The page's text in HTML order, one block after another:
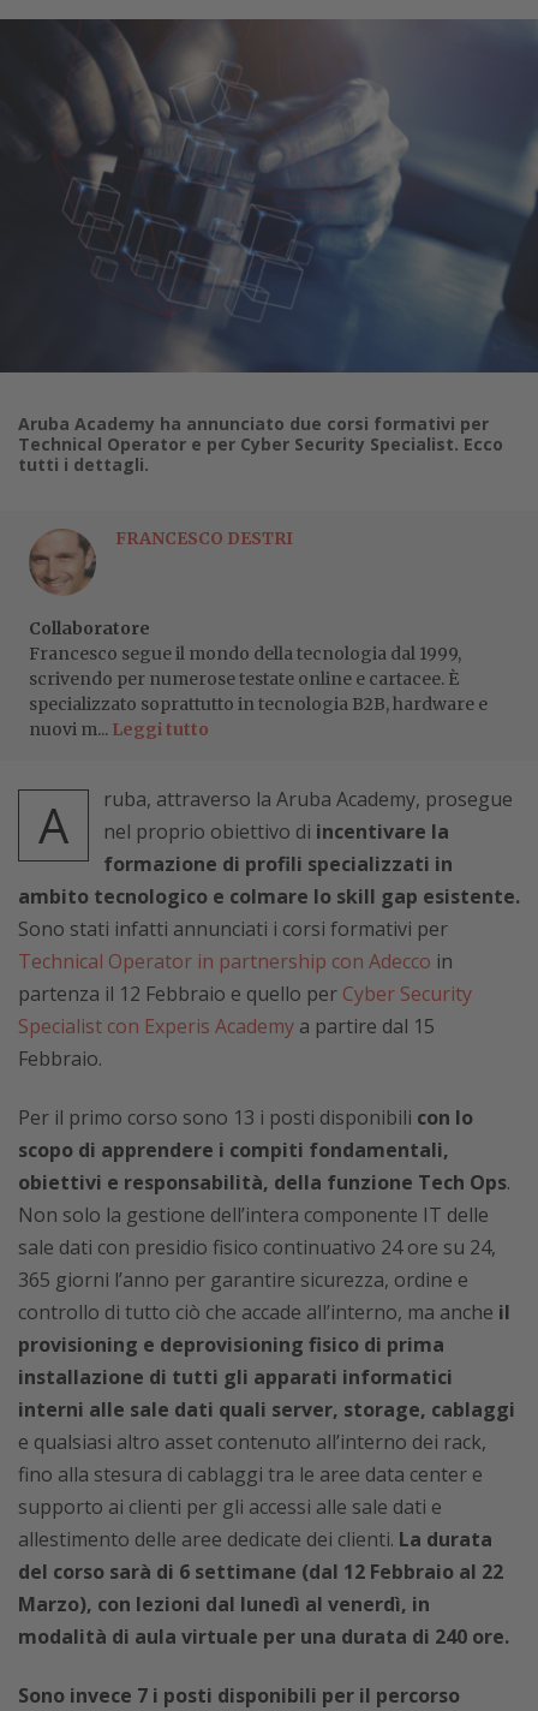
Aruba Academy ha annunciato due corsi formativi per
Technical Operator e per Cyber Security Specialist. Ecco
tutti i dettagli.
FRANCESCO DESTRI
Collaboratore
Francesco segue il mondo della tecnologia dal 1999,
scrivendo per numerose testate online e cartacee. È
specializzato soprattutto in tecnologia B2B, hardware e
nuovi m... Leggi tutto
A
ruba, attraverso la Aruba Academy, prosegue
nel proprio obiettivo di incentivare la
formazione di profili specializzati in
ambito tecnologico e colmare lo skill gap esistente.
Sono stati infatti annunciati i corsi formativi per
Technical Operator in partnership con Adecco in
partenza il 12 Febbraio e quello per Cyber Security
Specialist con Experis Academy a partire dal 15
Febbraio.
Per il primo corso sono 13 i posti disponibili con lo
scopo di apprendere i compiti fondamentali,
obiettivi e responsabilità, della funzione Tech Ops.
Non solo la gestione dell’intera componente IT delle
sale dati con presidio fisico continuativo 24 ore su 24,
365 giorni l’anno per garantire sicurezza, ordine e
controllo di tutto ciò che accade all’interno, ma anche il
provisioning e deprovisioning fisico di prima
installazione di tutti gli apparati informatici
interni alle sale dati quali server, storage, cablaggi
e qualsiasi altro asset contenuto all’interno dei rack,
fino alla stesura di cablaggi tra le aree data center e
supporto ai clienti per gli accessi alle sale dati e
allestimento delle aree dedicate dei clienti. La durata
del corso sarà di 6 settimane (dal 12 Febbraio al 22
Marzo), con lezioni dal lunedì al venerdì, in
modalità di aula virtuale per una durata di 240 ore.
Sono invece 7 i posti disponibili per il percorso